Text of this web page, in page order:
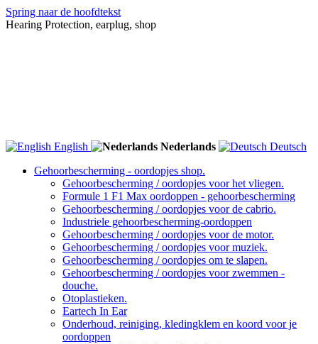
Spring naar de hoofdtekst
Hearing Protection, earplug, shop
English Nederlands
Deutsch
Gehoorbescherming - oordopjes shop.
Gehoorbescherming / oordopjes voor het vliegen.
Formule 1 F1 Max oordoppen - gehoorbescherming
Gehoorbescherming / oordopjes voor de cabrio.
Industriele gehoorbescherming-oordoppen
Gehoorbescherming / oordopjes voor de motor.
Gehoorbescherming / oordopjes voor muziek.
Gehoorbescherming / oordopjes om te slapen.
Gehoorbescherming / oordopjes voor zwemmen -
douche.
Otoplastieken.
Eartech In Ear
Onderhoud, reiniging, kledingklem en koord voor je
oordoppen